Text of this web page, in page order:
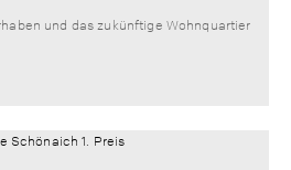
und das zukünftige Wohnquartier